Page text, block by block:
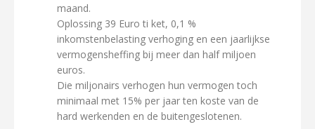
maand.
Oplossing 39 Euro ti ket, 0,1 %
inkomstenbelasting verhoging en een jaarlijkse
vermogensheffing bij meer dan half miljoen
euros.
Die miljonairs verhogen hun vermogen toch
minimaal met 15% per jaar ten koste van de
hard werkenden en de buitengeslotenen.